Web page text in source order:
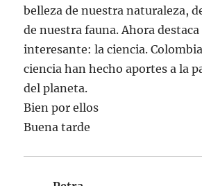
belleza de nuestra naturaleza,
de nuestra fauna. Ahora
interesante: la ciencia.
ciencia han hecho aportes a la
del planeta.
Bien por ellos
Buena tarde